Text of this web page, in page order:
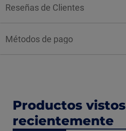
Reseñas de Clientes
Métodos de pago
Productos vistos
recientemente